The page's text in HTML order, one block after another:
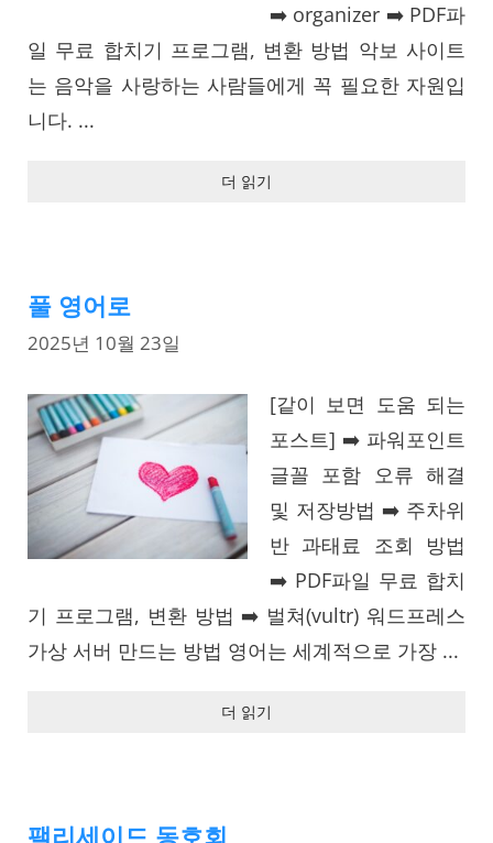
➡️ organizer ➡️ PDF파
일 무료 합치기 프로그램, 변환 방법 악보 사이트
는 음악을 사랑하는 사람들에게 꼭 필요한 자원입
니다. ...
더 읽기
풀 영어로
2025년 10월 23일
[같이 보면 도움 되는
포스트] ➡️ 파워포인트
글꼴 포함 오류 해결
및 저장방법 ➡️ 주차위
반 과태료 조회 방법
➡️ PDF파일 무료 합치
기 프로그램, 변환 방법 ➡️ 벌쳐(vultr) 워드프레스
가상 서버 만드는 방법 영어는 세계적으로 가장 ...
더 읽기
팰리세이드 동호회